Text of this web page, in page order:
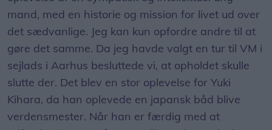
mand, med en historie og mission for livet ud over
det sædvanlige. Jeg kan kun opfordre andre til at
gøre det samme. Da jeg havde valgt en tur til VM i
sejlads i Aarhus besluttede vi, at opholdet skulle
slutte der. Det blev en stor oplevelse for Yuki
Kihara, da han oplevede en japansk båd blive
verdensmester. Når han er færdig med at